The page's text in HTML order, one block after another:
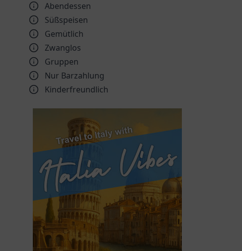
Abendessen
Süßspeisen
Gemütlich
Zwanglos
Gruppen
Nur Barzahlung
Kinder­freundlich